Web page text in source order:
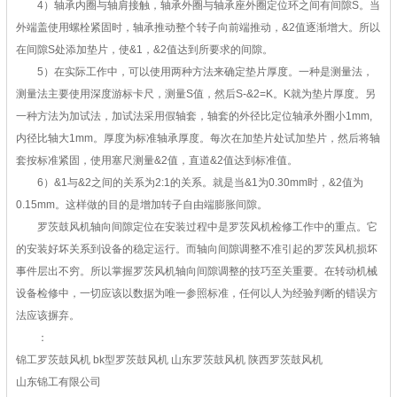
4）轴承内圈与轴肩接触，轴承外圈与轴承座外圈定位环之间有间隙S。当
外端盖使用螺栓紧固时，轴承推动整个转子向前端推动，&2值逐渐增大。所以
在间隙S处添加垫片，使&1，&2值达到所要求的间隙。
5）在实际工作中，可以使用两种方法来确定垫片厚度。一种是测量法，
测量法主要使用深度游标卡尺，测量S值，然后S-&2=K。K就为垫片厚度。另
一种方法为加试法，加试法采用假轴套，轴套的外径比定位轴承外圈小1mm,
内径比轴大1mm。厚度为标准轴承厚度。每次在加垫片处试加垫片，然后将轴
套按标准紧固，使用塞尺测量&2值，直道&2值达到标准值。
6）&1与&2之间的关系为2:1的关系。就是当&1为0.30mm时，&2值为
0.15mm。这样做的目的是增加转子自由端膨胀间隙。
罗茨鼓风机轴向间隙定位在安装过程中是罗茨风机检修工作中的重点。它
的安装好坏关系到设备的稳定运行。而轴向间隙调整不准引起的罗茨风机损坏
事件层出不穷。所以掌握罗茨风机轴向间隙调整的技巧至关重要。在转动机械
设备检修中，一切应该以数据为唯一参照标准，任何以人为经验判断的错误方
法应该摒弃。
：
锦工罗茨鼓风机 bk型罗茨鼓风机 山东罗茨鼓风机 陕西罗茨鼓风机
山东锦工有限公司